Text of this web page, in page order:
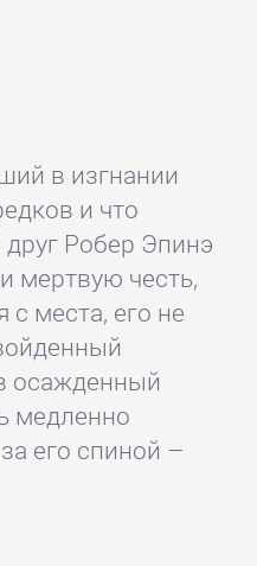
в изгнании
и что
Робер Эпинэ
мертвую честь,
с места, его не
осажденный
медленно
его спиной –